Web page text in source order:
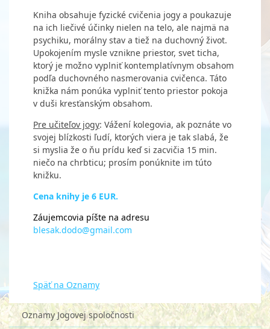
Kniha obsahuje fyzické cvičenia jogy a poukazuje
na ich liečivé účinky nielen na telo, ale najmä na
psychiku, morálny stav a tiež na duchovný život.
Upokojením mysle vznikne priestor, svet ticha,
ktorý je možno vyplniť kontemplatívnym obsahom
podľa duchovného nasmerovania cvičenca. Táto
knižka nám ponúka vyplniť tento priestor pokoja
v duši kresťanským obsahom.
Pre učiteľov jogy: Vážení kolegovia, ak poznáte vo
svojej blízkosti ľudí, ktorých viera je tak slabá, že
si myslia že o ňu prídu keď si zacvičia 15 min.
niečo na chrbticu; prosím ponúknite im túto
knižku.
Cena knihy je 6 EUR.
Záujemcovia píšte na adresu
blesak.dodo@gmail.com
Späť na Oznamy
Oznamy Jogovej spoločnosti